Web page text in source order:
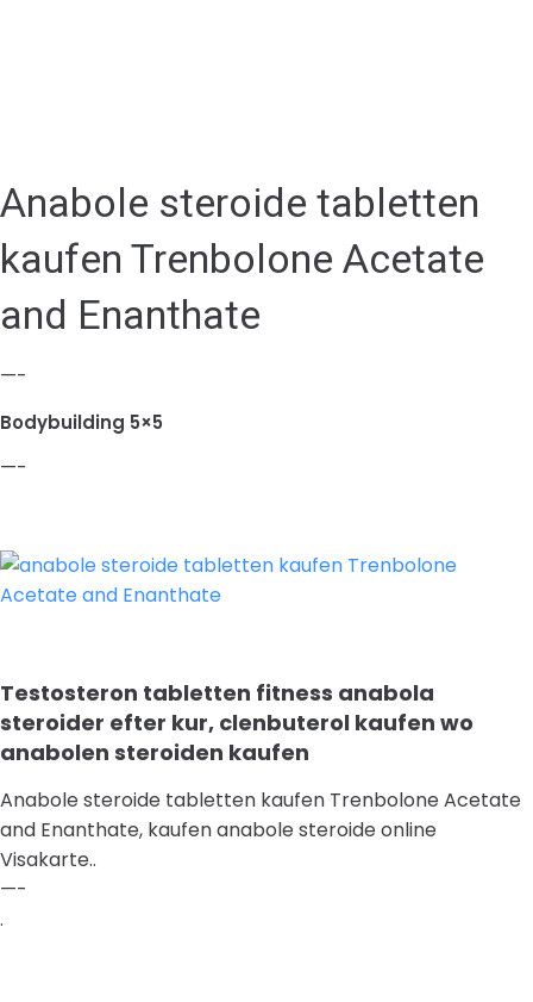
Anabole steroide tabletten
kaufen Trenbolone Acetate
and Enanthate
—-
Bodybuilding 5×5
—-
Testosteron tabletten fitness anabola
steroider efter kur, clenbuterol kaufen wo
anabolen steroiden kaufen
Anabole steroide tabletten kaufen Trenbolone Acetate
and Enanthate, kaufen anabole steroide online
Visakarte..
—-
.